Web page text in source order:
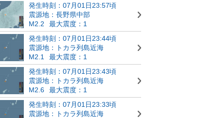
発生時刻：07月01日23:57頃
震源地：長野県中部
M2.2
最大震度：1
発生時刻：07月01日23:44頃
震源地：トカラ列島近海
M2.1
最大震度：1
発生時刻：07月01日23:43頃
震源地：トカラ列島近海
M2.6
最大震度：1
発生時刻：07月01日23:33頃
震源地：トカラ列島近海